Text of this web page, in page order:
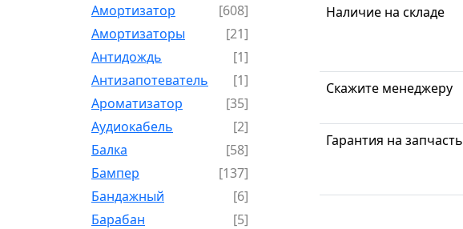
Амортизатор
[608]
Амортизаторы
[21]
Антидождь
[1]
Антизапотеватель
[1]
Ароматизатор
[35]
Аудиокабель
[2]
Балка
[58]
Бампер
[137]
Бандажный
[6]
Барабан
[5]
Наличие на складе
Скажите менеджеру
Гарантия на запчасть